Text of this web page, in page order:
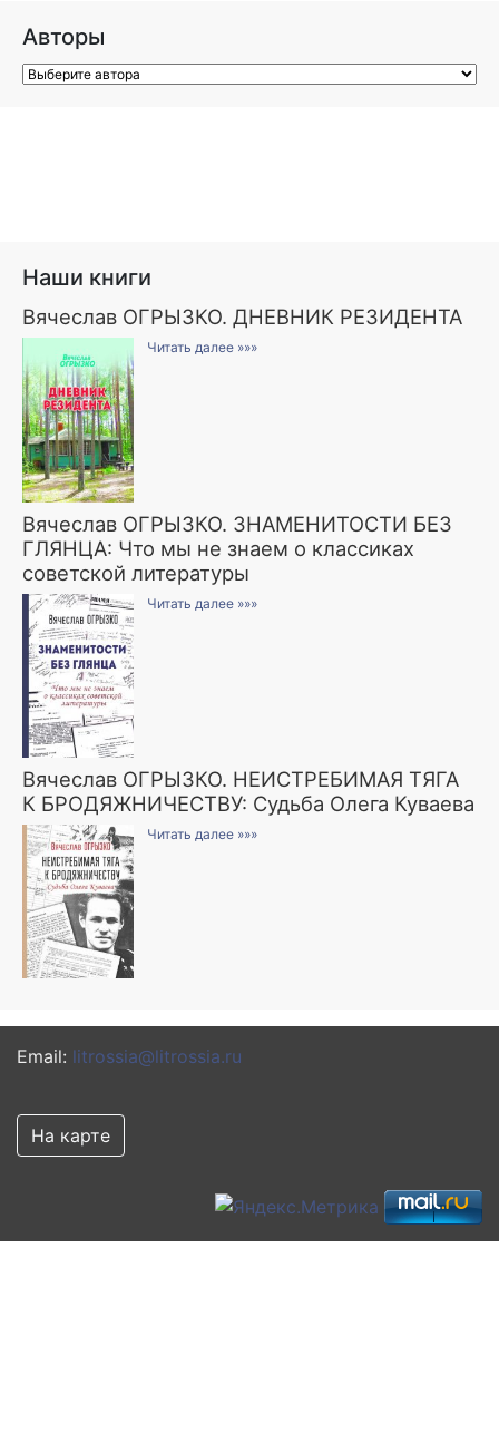
Авторы
Наши книги
Вячеслав ОГРЫЗКО. ДНЕВНИК РЕЗИДЕНТА
Читать далее »»»
Вячеслав ОГРЫЗКО. ЗНАМЕНИТОСТИ БЕЗ
ГЛЯНЦА: Что мы не знаем о классиках
советской литературы
Читать далее »»»
Вячеслав ОГРЫЗКО. НЕИСТРЕБИМАЯ ТЯГА
К БРОДЯЖНИЧЕСТВУ: Судьба Олега Куваева
Читать далее »»»
Email: litrossia@litrossia.ru
На карте